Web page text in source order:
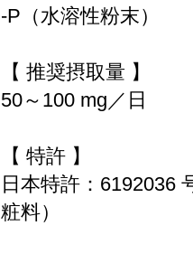
-P（水溶性粉末）
【 推奨摂取量 】
50～100 mg／日
【 特許 】
日本特許：6192036
粧料）